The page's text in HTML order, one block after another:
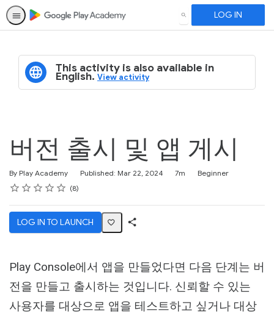
SEARCH LOG IN
This activity is also available in
English.View activity
버전 출시 및 앱 게시
By Play Academy Published: Mar 22, 2024
Duration 7m
Difficulty
Beginner
Rating
1 star
2 stars
3 stars
4 stars
5 stars
Average rating: 4.8 8
8 reviews
LOG IN TO LAUNCH
Play Console에서 앱을 만들었다면 다음 단계는 버
전을 만들고 출시하는 것입니다. 신뢰할 수 있는
사용자를 대상으로 앱을 테스트하고 싶거나 대상